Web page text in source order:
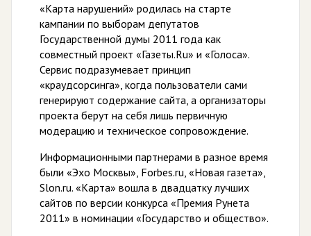
«Карта нарушений» родилась на старте
кампании по выборам депутатов
Государственной думы 2011 года как
совместный проект «Газеты.Ru» и «Голоса».
Сервис подразумевает принцип
«краудсорсинга», когда пользователи сами
генерируют содержание сайта, а организаторы
проекта берут на себя лишь первичную
модерацию и техническое сопровождение.
Информационными партнерами в разное время
были «Эхо Москвы», Forbes.ru, «Новая газета»,
Slon.ru. «Карта» вошла в двадцатку лучших
сайтов по версии конкурса «Премия Рунета
2011» в номинации «Государство и общество».